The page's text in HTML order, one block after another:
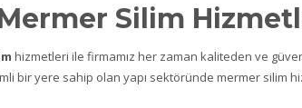
Silim
hizmetleri ile firmamız her zaman kaliteden ve
bir yere sahip olan yapı sektöründe mermer silim